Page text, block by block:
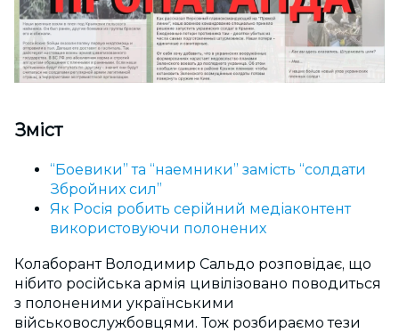
Зміст
“Боевики” та “наемники” замість “солдати
Збройних сил”
Як Росія робить серійний медіаконтент
використовуючи полонених
Колаборант Володимир Сальдо розповідає, що
нібито російська армія цивілізовано поводиться
з полоненими українськими
військовослужбовцями. Тож розбираємо тези